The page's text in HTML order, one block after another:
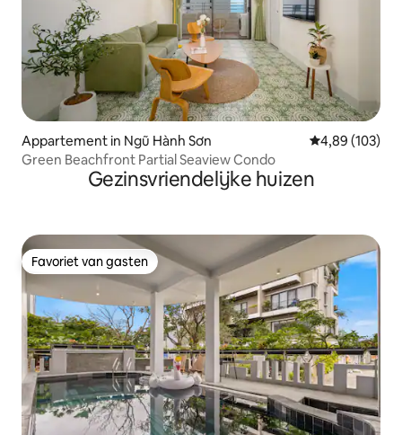
Appartement in Ngũ Hành Sơn Gemiddelde
4,89 (103)
Green Beachfront Partial Seaview Condo
Gezinsvriendelijke huizen
Favoriet van gasten
Favoriet van gasten